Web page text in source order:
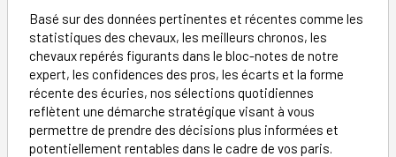
Basé sur des données pertinentes et récentes comme les
statistiques des chevaux, les meilleurs chronos, les
chevaux repérés figurants dans le bloc-notes de notre
expert, les confidences des pros, les écarts et la forme
récente des écuries, nos sélections quotidiennes
reflètent une démarche stratégique visant à vous
permettre de prendre des décisions plus informées et
potentiellement rentables dans le cadre de vos paris.